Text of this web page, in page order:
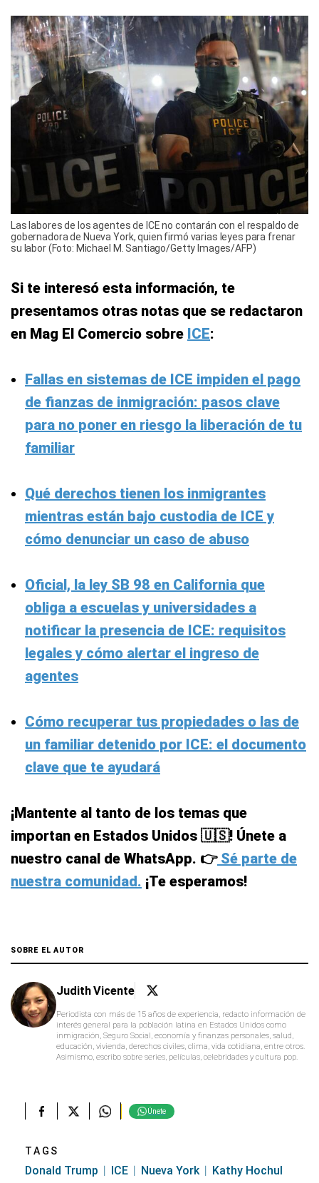
Las labores de los agentes de ICE no contarán con el respaldo de
gobernadora de Nueva York, quien firmó varias leyes para frenar
su labor (Foto: Michael M. Santiago/Getty Images/AFP)
Si te interesó esta información, te
presentamos otras notas que se redactaron
en Mag El Comercio sobre ICE:
Fallas en sistemas de ICE impiden el pago
de fianzas de inmigración: pasos clave
para no poner en riesgo la liberación de tu
familiar
Qué derechos tienen los inmigrantes
mientras están bajo custodia de ICE y
cómo denunciar un caso de abuso
Oficial, la ley SB 98 en California que
obliga a escuelas y universidades a
notificar la presencia de ICE: requisitos
legales y cómo alertar el ingreso de
agentes
Cómo recuperar tus propiedades o las de
un familiar detenido por ICE: el documento
clave que te ayudará
¡Mantente al tanto de los temas que
importan en Estados Unidos 🇺🇸! Únete a
nuestro canal de WhatsApp. 👉Sé parte de
nuestra comunidad. ¡Te esperamos!
SOBRE EL AUTOR
Judith Vicente
Periodista con más de 15 años de experiencia, redacto información de
interés general para la población latina en Estados Unidos como
inmigración, Seguro Social, economía y finanzas personales, salud,
educación, vivienda, derechos civiles, clima, vida cotidiana, entre otros.
Asimismo, escribo sobre series, películas, celebridades y cultura pop.
Únete
TAGS
Donald Trump ICE Nueva York Kathy Hochul